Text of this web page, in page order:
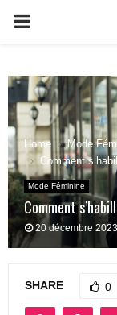
PRIMARY
Home
Mode
Comment
Mode Féminine
Comment
20 décembre 2023
SHARE 0